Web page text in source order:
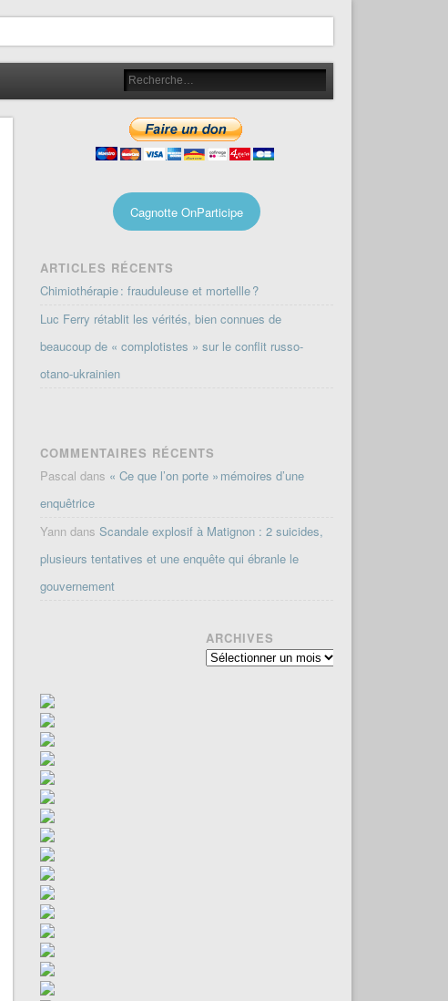
Cagnotte OnParticipe
ARTICLES RÉCENTS
Chimiothérapie : frauduleuse et mortellle ?
Luc Ferry rétablit les vérités, bien connues de
beaucoup de « complotistes » sur le conflit russo-
otano-ukrainien
COMMENTAIRES RÉCENTS
Pascal dans « Ce que l’on porte » mémoires d’une
enquêtrice
Yann dansScandale explosif à Matignon : 2 suicides,
plusieurs tentatives et une enquête qui ébranle le
gouvernement
ARCHIVES
Archives